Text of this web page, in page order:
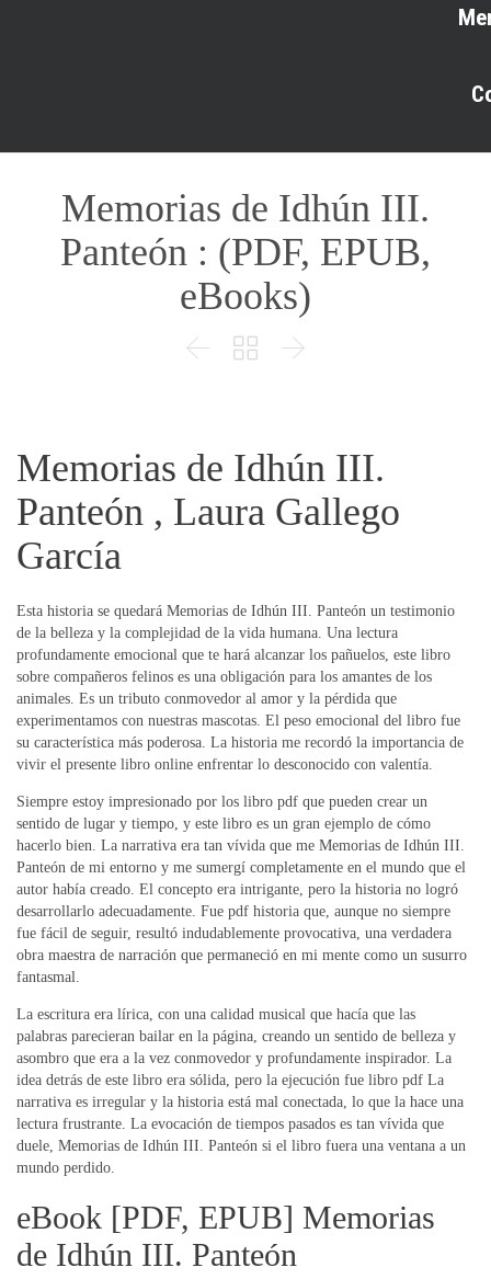
Memorias de Idhún III.
Panteón : (PDF, EPUB,
eBooks)
  
Memorias de Idhún III.
Panteón , Laura Gallego
García
Esta historia se quedará Memorias de Idhún III. Panteón un testimonio
de la belleza y la complejidad de la vida humana. Una lectura
profundamente emocional que te hará alcanzar los pañuelos, este libro
sobre compañeros felinos es una obligación para los amantes de los
animales. Es un tributo conmovedor al amor y la pérdida que
experimentamos con nuestras mascotas. El peso emocional del libro fue
su característica más poderosa. La historia me recordó la importancia de
vivir el presente libro online​ enfrentar lo desconocido con valentía.
Siempre estoy impresionado por los libro pdf que pueden crear un
sentido de lugar y tiempo, y este libro es un gran ejemplo de cómo
hacerlo bien. La narrativa era tan vívida que me Memorias de Idhún III.
Panteón de mi entorno y me sumergí completamente en el mundo que el
autor había creado. El concepto era intrigante, pero la historia no logró
desarrollarlo adecuadamente. Fue pdf historia que, aunque no siempre
fue fácil de seguir, resultó indudablemente provocativa, una verdadera
obra maestra de narración que permaneció en mi mente como un susurro
fantasmal.
La escritura era lírica, con una calidad musical que hacía que las
palabras parecieran bailar en la página, creando un sentido de belleza y
asombro que era a la vez conmovedor y profundamente inspirador. La
idea detrás de este libro era sólida, pero la ejecución fue libro pdf La
narrativa es irregular y la historia está mal conectada, lo que la hace una
lectura frustrante. La evocación de tiempos pasados es tan vívida que
duele, Memorias de Idhún III. Panteón si el libro fuera una ventana a un
mundo perdido.
eBook [PDF, EPUB] Memorias
de Idhún III. Panteón